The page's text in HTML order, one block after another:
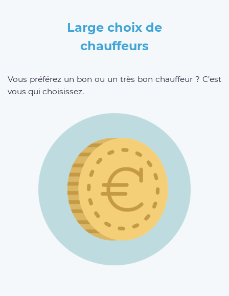
Large choix de
chauffeurs
Vous préférez un bon ou un très bon chauffeur ? C’est
vous qui choisissez.